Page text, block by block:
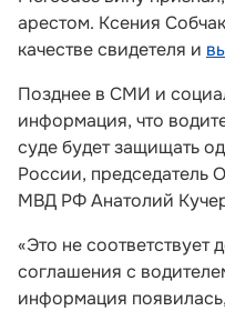
арестом. Ксения
качестве свидетеля и
Позднее в СМИ и
информация, что
суде будет защищать
России, председатель
МВД РФ Анатолий
«Это не соответствует
соглашения с
информация